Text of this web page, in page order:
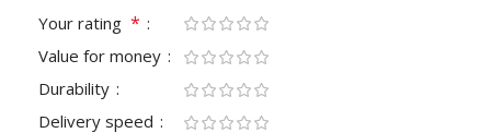
Your rating *
Value for money
Durability
Delivery speed